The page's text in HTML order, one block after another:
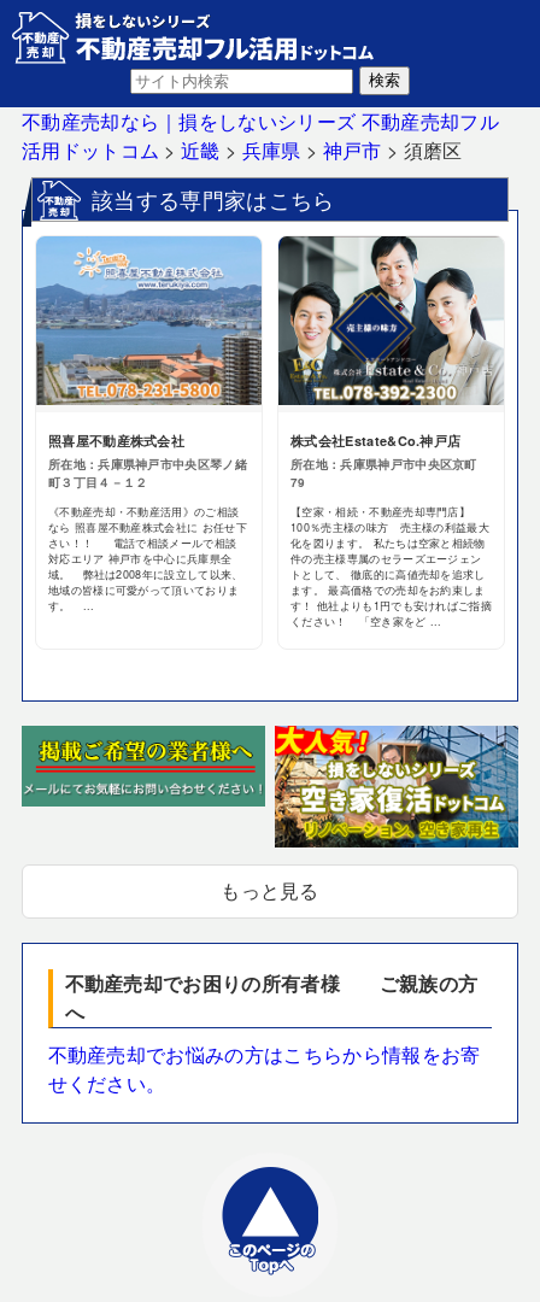
不動産売却なら｜損をしないシリーズ 不動産売却フル
活用ドットコム >近畿 > 兵庫県 > 神戸市 > 須磨区
該当する専門家はこちら
照喜屋不動産株式会社
所在地：兵庫県神戸市中央区琴ノ緒
町３丁目４－１２
《不動産売却・不動産活用》のご相談
なら 照喜屋不動産株式会社に お任せ下
さい！！ 電話で相談メールで相談
対応エリア 神戸市を中心に兵庫県全
域。 弊社は2008年に設立して以来、
地域の皆様に可愛がって頂いておりま
す。 ...
株式会社Estate&Co.神戸店
所在地：兵庫県神戸市中央区京町
79
【空家・相続・不動産売却専門店】
100％売主様の味方 売主様の利益最大
化を図ります。 私たちは空家と相続物
件の売主様専属のセラーズエージェン
トとして、 徹底的に高値売却を追求し
ます。 最高価格での売却をお約束しま
す！ 他社よりも1円でも安ければご指摘
ください！ 「空き家をど ...
もっと見る
不動産売却でお困りの所有者様 ご親族の方
へ
不動産売却でお悩みの方はこちらから情報をお寄
せください。